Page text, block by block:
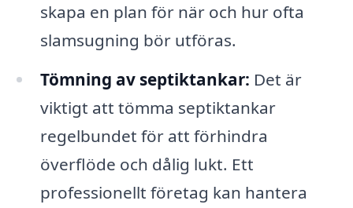
skapa en plan för när och hur ofta
slamsugning bör utföras.
Tömning av septiktankar: Det är
viktigt att tömma septiktankar
regelbundet för att förhindra
överflöde och dålig lukt. Ett
professionellt företag kan hantera